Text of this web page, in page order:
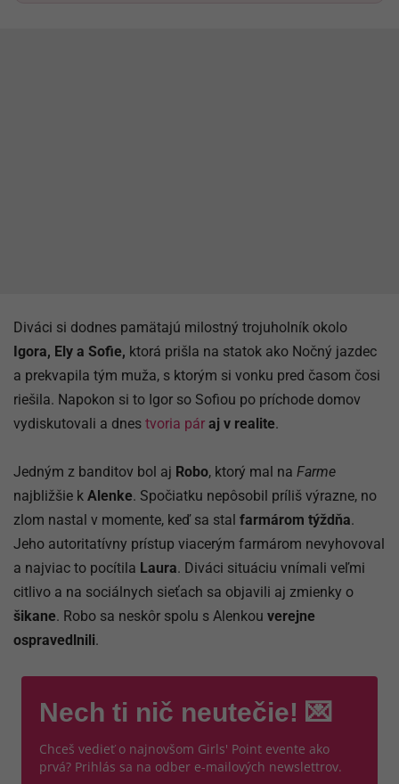
Diváci si dodnes pamätajú milostný trojuholník okolo
Igora, Ely a Sofie, ktorá prišla na statok ako Nočný jazdec
a prekvapila tým muža, s ktorým si vonku pred časom čosi
riešila. Napokon si to Igor so Sofiou po príchode domov
vydiskutovali a dnes tvoria pár aj v realite.
Jedným z banditov bol aj Robo, ktorý mal na Farme
najbližšie k Alenke. Spočiatku nepôsobil príliš výrazne, no
zlom nastal v momente, keď sa stal farmárom týždňa.
Jeho autoritatívny prístup viacerým farmárom nevyhovoval
a najviac to pocítila Laura. Diváci situáciu vnímali veľmi
citlivo a na sociálnych sieťach sa objavili aj zmienky o
šikane. Robo sa neskôr spolu s Alenkou verejne
ospravedlnili.
Nech ti nič neutečie! 💌
Chceš vedieť o najnovšom Girls' Point evente ako
prvá? Prihlás sa na odber e-mailových newslettrov.